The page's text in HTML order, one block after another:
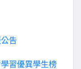
告
習優異學生榜